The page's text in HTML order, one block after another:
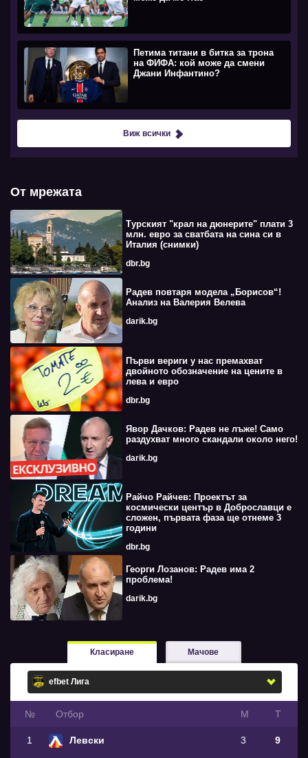
Петима титани в битка за трона
на ФИФА: кой може да смени
Джани Инфантино?
Виж всички
От мрежата
Турският "крал на дюнерите" плати 3
млн. евро за сватбата на сина си в
Италия (снимки)
dbr.bg
Радев повтаря модела „Борисов“!
Анализ на Валерия Велева
darik.bg
Първи вериги у нас премахват
двойното обозначение на цените в
лева и евро
dbr.bg
Явор Дачков: Радев не лъже! Само
раздухват много скандали около него!
darik.bg
Райчо Райчев: Проектът за
космически център в Доброславци е
сложен, първата фаза ще отнеме 3
години
dbr.bg
Георги Лозанов: Радев има 2
проблема!
darik.bg
Класиране Мачове
№ Oтбор М Т
1 Левски 3 9